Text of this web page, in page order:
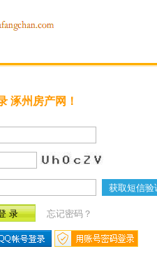
涿州房产网！
获取短信验
忘记密码？